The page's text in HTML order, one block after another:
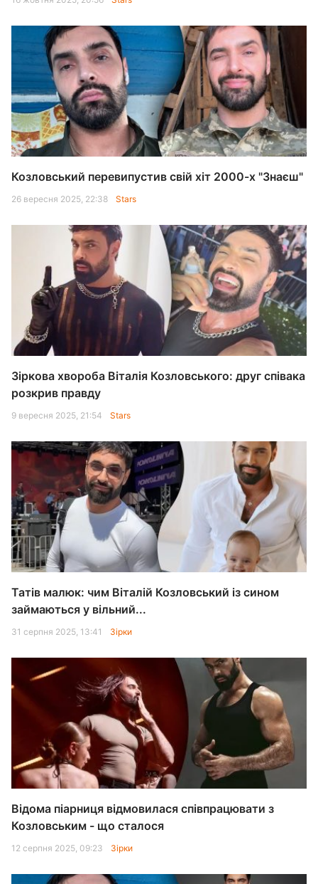
Козловський перевипустив свій хіт 2000-х "Знаєш"
26 вересня 2025, 22:38 Stars
Зіркова хвороба Віталія Козловського: друг співака
розкрив правду
9 вересня 2025, 21:54 Stars
Татів малюк: чим Віталій Козловський із сином
займаються у вільний...
31 серпня 2025, 13:41 Зірки
Відома піарниця відмовилася співпрацювати з
Козловським - що сталося
12 серпня 2025, 09:23 Зірки